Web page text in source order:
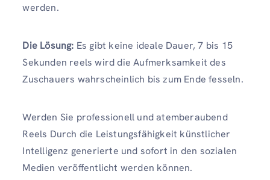
werden.
Die Lösung: Es gibt keine ideale Dauer, 7 bis 15
Sekunden reels wird die Aufmerksamkeit des
Zuschauers wahrscheinlich bis zum Ende fesseln.
Werden Sie professionell und atemberaubend
Reels Durch die Leistungsfähigkeit künstlicher
Intelligenz generierte und sofort in den sozialen
Medien veröffentlicht werden können.